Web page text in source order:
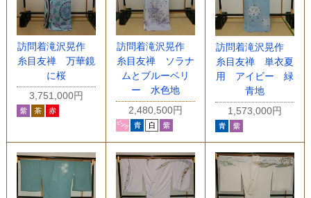
訪問着滝沢晃作
糸目友禅 万華鏡
に桜
3,751,000円
訪問着滝沢晃作
糸目友禅 ソラナ
ムとブルーベリ
ー 水色地
2,480,500円
訪問着滝沢晃作
糸目友禅 単衣夏
用 アイビー 緑
青地
1,573,000円